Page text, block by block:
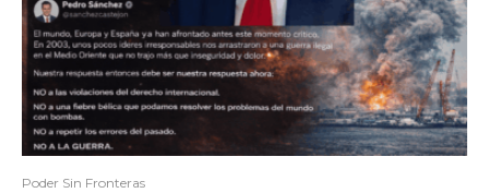
Poder Sin Fronteras